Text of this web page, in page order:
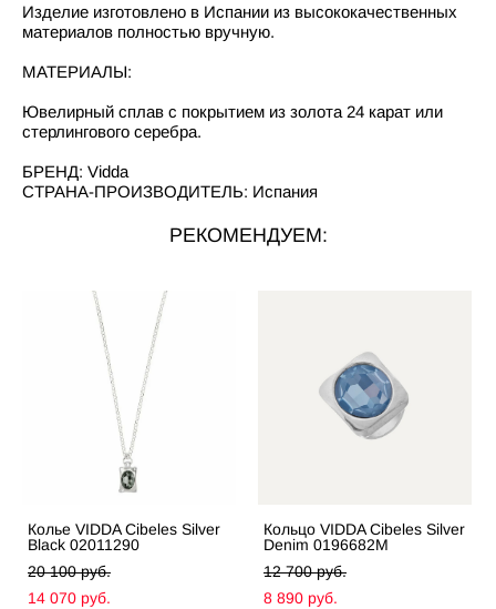
Изделие изготовлено в Испании из высококачественных
материалов полностью вручную.
МАТЕРИАЛЫ:
Ювелирный сплав с покрытием из золота 24 карат или
стерлингового серебра.
БРЕНД: Vidda
СТРАНА-ПРОИЗВОДИТЕЛЬ: Испания
РЕКОМЕНДУЕМ:
Колье VIDDA Cibeles Silver
Black 02011290
20 100 pуб.
14 070 pуб.
Кольцо VIDDA Cibeles Silver
Denim 0196682M
12 700 pуб.
8 890 pуб.